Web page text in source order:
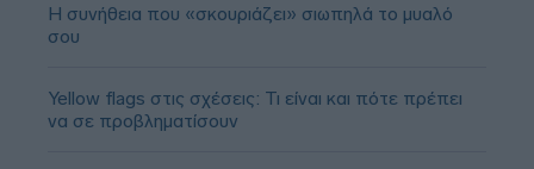
Η συνήθεια που «σκουριάζει» σιωπηλά το μυαλό
σου
Yellow flags στις σχέσεις: Τι είναι και πότε πρέπει
να σε προβληματίσουν